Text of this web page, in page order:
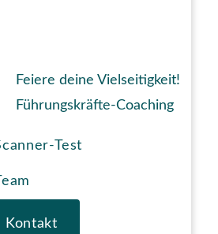
Feiere deine Vielseitigkeit!
Führungskräfte-Coaching
Test
Kontakt